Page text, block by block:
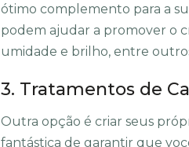
ótimo complemento para a
podem ajudar a promover o
umidade e brilho, entre
3. Tratamentos de
Outra opção é criar seus
fantástica de garantir que